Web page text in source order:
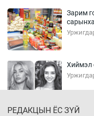
Зарим
Хиймэл
РЕДАКЦЫН ЁС ЗҮЙ